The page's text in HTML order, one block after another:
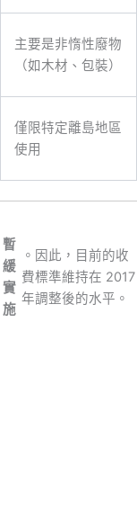
主要是非惰性廢物
（如木材、包裝）
僅限特定離島地區
使用
暫
緩
實
施
。因此，目前的收
費標準維持在 2017
年調整後的水平。